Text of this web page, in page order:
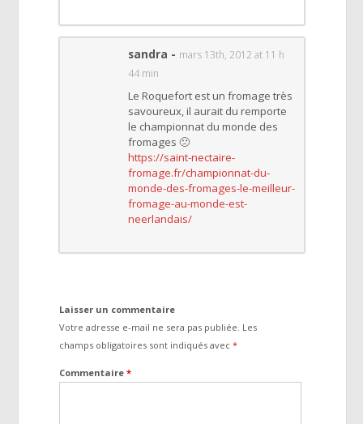
sandra - mars 13th, 2012 at 11 h
44 min
Le Roquefort est un fromage très
savoureux, il aurait du remporte
le championnat du monde des
fromages 🙁
https://saint-nectaire-
fromage.fr/championnat-du-
monde-des-fromages-le-meilleur-
fromage-au-monde-est-
neerlandais/
Laisser un commentaire
Votre adresse e-mail ne sera pas publiée. Les
champs obligatoires sont indiqués avec*
Commentaire*